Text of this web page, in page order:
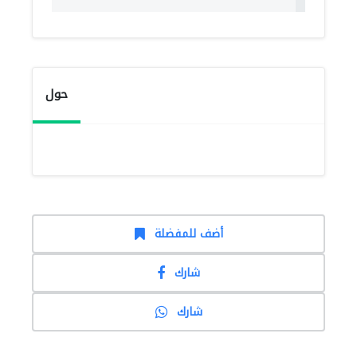
حول
أضف للمفضلة
شارك
شارك